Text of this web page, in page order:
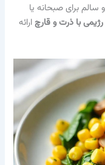
برای صبحانه یا
با ذرت و قارچارائه